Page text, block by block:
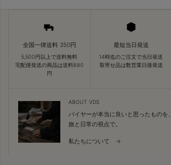
全国一律送料 350円
5,500円以上で送料無料
宅配便発送の商品は送料880
円
最短当日発送
14時迄のご注文で当日発送
取寄せ品は数営業日後発送
ABOUT VDS
バイヤーが本当に良いと思ったものを、
旅と日常の視点で。
私たちについて →